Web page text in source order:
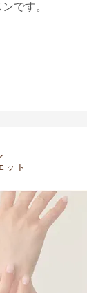
です。
ット